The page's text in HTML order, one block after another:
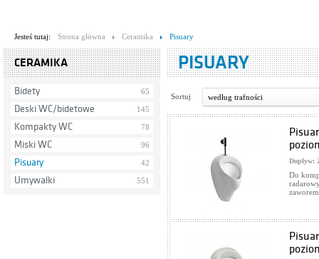
Jesteś tutaj: Strona główna Ceramika Pisuary
CERAMIKA
Bidety 65
Deski WC/bidetowe 145
Kompakty WC 78
Miski WC 96
Pisuary 42
Umywalki 551
PISUARY
Sortuj według trafności
Dopływ:
Do